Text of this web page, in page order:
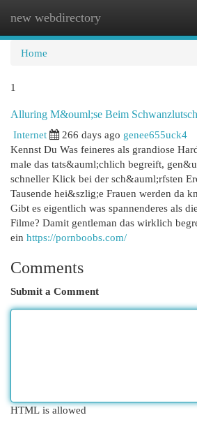
new webdirectory
Home
1
Alluring M&ouml;se Beim
Internet
266 days ago genee655uck4
Kennst Du Was feineres als grandiose
male das tats&auml;chlich begreift,
schneller Klick bei der sch&auml;rfsten
Tausende hei&szlig;e Frauen werden da
Gibt es eigentlich was spannenderes als
Filme? Damit gentleman das wirklich
ein https://pornboobs.com/
Comments
Submit a Comment
HTML is allowed